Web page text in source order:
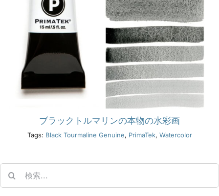
販売店を探す
お問い合わせ
購読する
ブラックトルマリンの本物の水彩画
Tags: Black Tourmaline Genuine, PrimaTek, Watercolor